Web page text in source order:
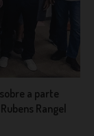
a parte
Rangel